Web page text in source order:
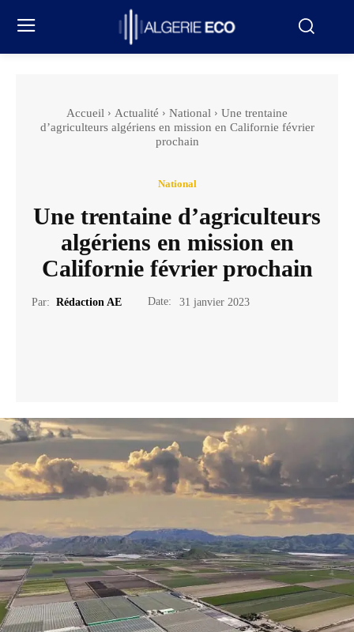
Accueil Actualité National
Une trentaine
d’agriculteurs algériens en mission en Californie février
prochain
National
Une trentaine d’agriculteurs
algériens en mission en
Californie février prochain
Par: Rédaction AE Date: 31 janvier 2023